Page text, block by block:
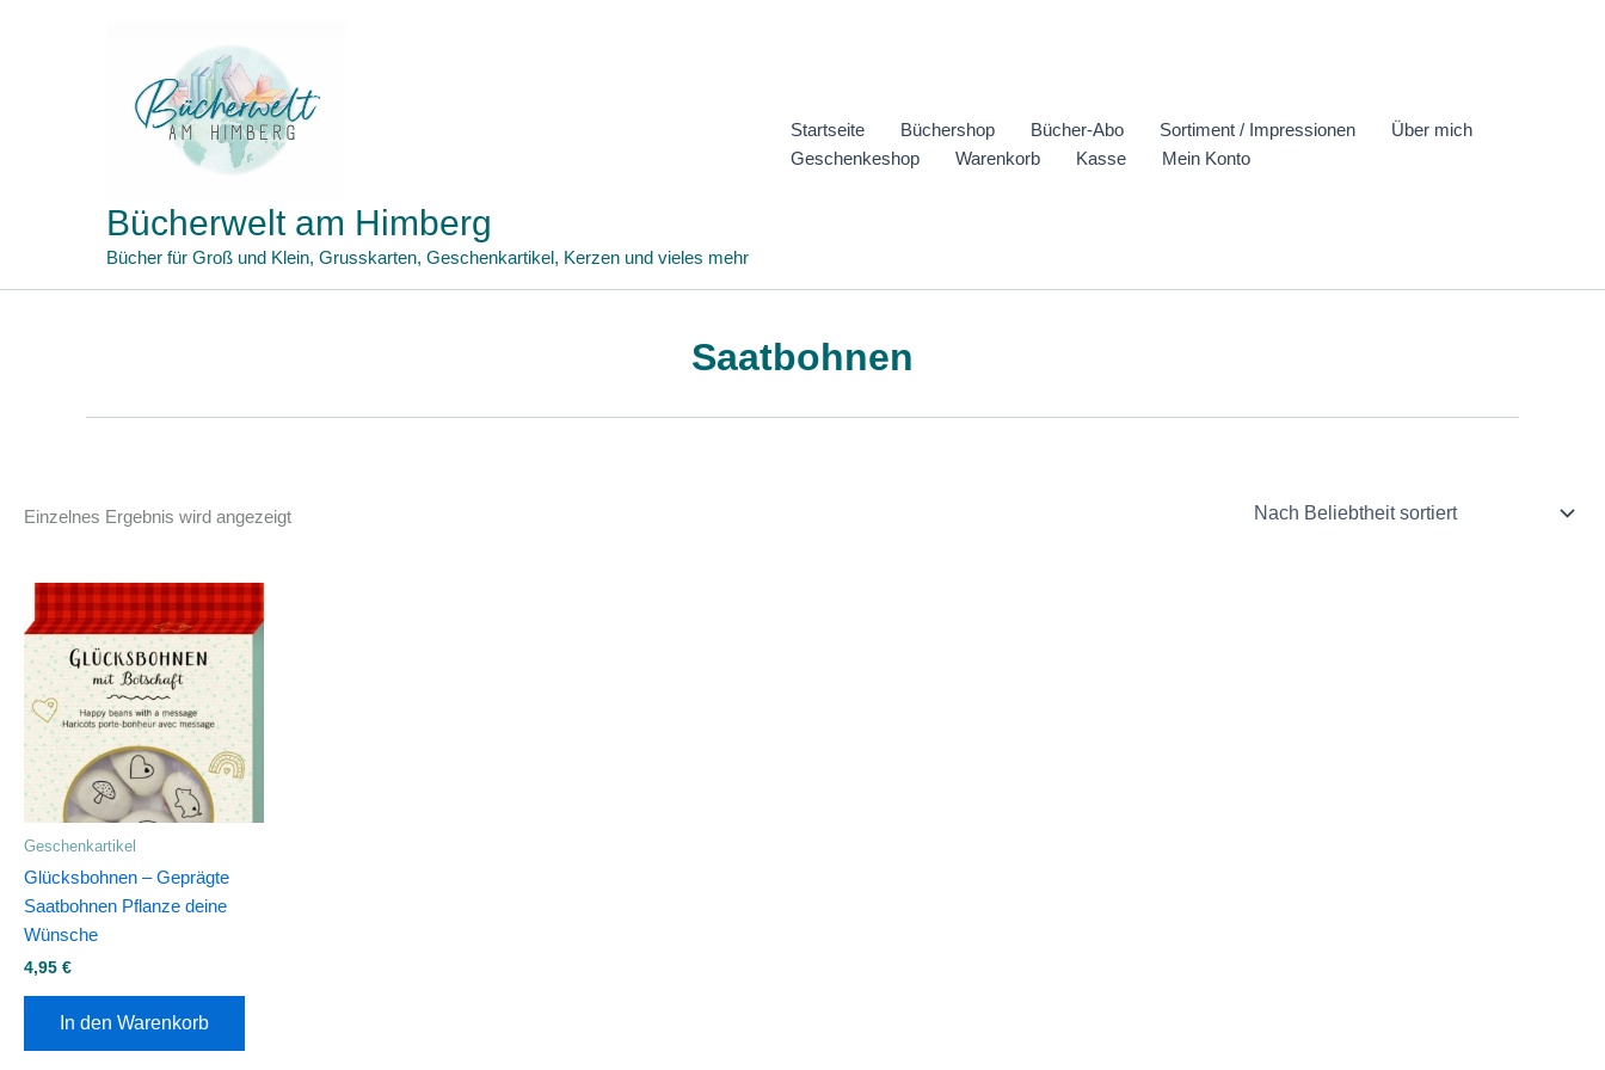
Bücherwelt am Himberg
Bücher für Groß und Klein, Grusskarten, Geschenkartikel, Kerzen und vieles mehr
Startseite Büchershop Bücher-Abo Sortiment / Impressionen
Über mich
Geschenkeshop
Warenkorb Kasse Mein Konto
Saatbohnen
Einzelnes Ergebnis wird angezeigt
Geschenkartikel
Glücksbohnen – Geprägte
Saatbohnen Pflanze deine
Wünsche
4,95 €
In den Warenkorb